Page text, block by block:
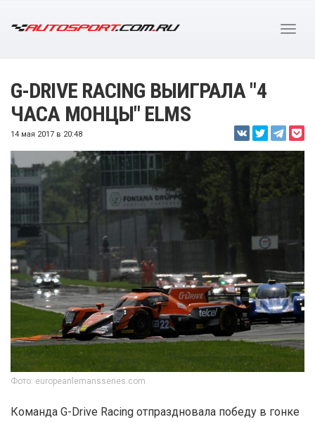
G-DRIVE RACING ВЫИГРАЛА "4
ЧАСА МОНЦЫ" ELMS
14 мая 2017 в 20:48
Фото: europeanlemansseries.com
Команда G-Drive Racing отпраздновала победу в гонке